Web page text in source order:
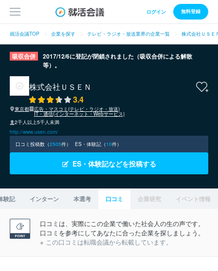
ログイン 無料登録
就活会議TOP 企業を探す テレビ・ラジオ・放送業界の企業一覧 株式会社ＵＳＥ
吸収合併
2017/12/6に登記が閉鎖されました（吸収合併による解散
等）。
株式会社ＵＳＥＮ
3.4
東京都 広告・マスコミ(テレビ・ラジオ・放送)
IT・通信(インターネット・Webサービス)
2千人以上5千人未満
http://www.usen.com/
口コミ投稿数（2505件） ES・体験記（10件）
ES・体験記などを投稿する
験記 インターン 本選考 口コミ 企業研究 イベント情報
口コミは、実際にこの企業で働いた社会人の生の声です。
口コミを参考にしてあなたに合った企業を探しましょう。
※ この口コミは転職会議から転載しています。